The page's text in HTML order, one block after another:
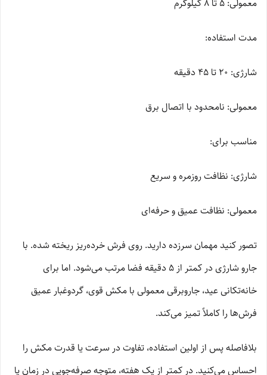
معمولی: 5 تا 8 کیلوگرم
مدت استفاده:
شارژی: 20 تا 45 دقیقه
معمولی: نامحدود با اتصال برق
مناسب برای:
شارژی: نظافت روزمره و سریع
معمولی: نظافت عمیق و حرفه‌ای
تصور کنید مهمان سرزده دارید. روی فرش خرده‌ریز ریخته شده. با
جارو شارژی در کمتر از ۵ دقیقه فضا مرتب می‌شود. اما برای
خانه‌تکانی عید، جاروبرقی معمولی با مکش قوی، گردوغبار عمیق
فرش‌ها را کاملاً تمیز می‌کند.
بلافاصله پس از اولین استفاده، تفاوت در سرعت یا قدرت مکش را
احساس می‌کنید. در کمتر از یک هفته، متوجه صرفه‌جویی در زمان یا